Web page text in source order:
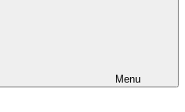
Menu